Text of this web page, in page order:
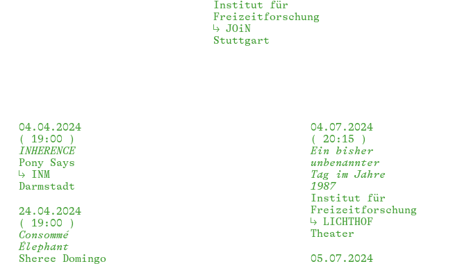
Institut für
Freizeitforschung
JOiN
Stuttgart
04.04.2024
19:00
INHERENCE
Pony Says
INM
Darmstadt
24.04.2024
19:00
Consommé
Élephant
Sheree Domingo
04.07.2024
20:15
Ein bisher
unbenannter
Tag im Jahre
1987
Institut für
Freizeitforschung
LICHTHOF
Theater
05.07.2024